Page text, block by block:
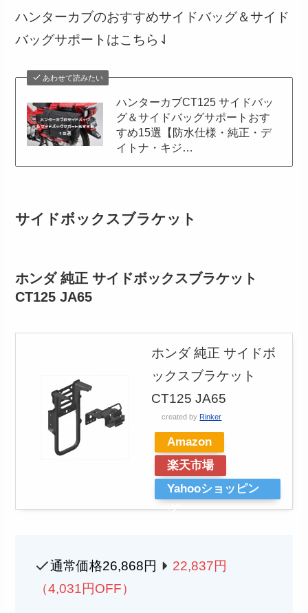
ハンターカブのおすすめサイドバッグ＆サイド
バッグサポートはこちら⇃
あわせて読みたい
ハンターカブCT125 サイドバッ
グ＆サイドバッグサポートおす
すめ15選【防水仕様・純正・デ
イトナ・キジ…
サイドボックスブラケット
ホンダ 純正 サイドボックスブラケット
CT125 JA65
ホンダ 純正 サイドボ
ックスブラケット
CT125 JA65
created by Rinker
Amazon
楽天市場
Yahooショッピン
グ
通常価格26,868円
22,837円
（4,031円OFF）